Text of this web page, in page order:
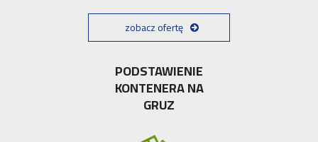
zobacz ofertę
PODSTAWIENIE
KONTENERA NA
GRUZ